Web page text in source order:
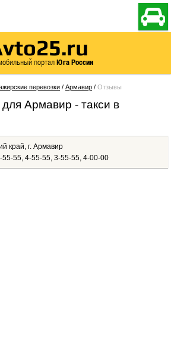

порталЮга России
перевозки / Армавир / Отзывы
Армавир - такси в
край, г. Армавир
55-55, 4-55-55, 3-55-55, 4-00-00